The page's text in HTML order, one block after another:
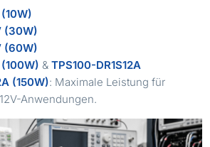
(30W)
(60W)
&TPS100-DR1S12A
(150W): Maximale Leistung für
Anwendungen.